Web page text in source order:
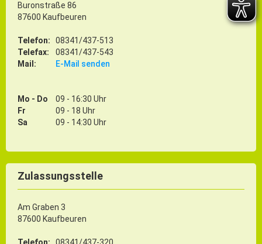
Buronstraße 86
87600 Kaufbeuren
Telefon:
08341/437-513
Telefax:
08341/437-543
Mail:
E-Mail senden
Mo - Do
09 - 16:30 Uhr
Fr
09 - 18 Uhr
Sa
09 - 14:30 Uhr
Zulassungsstelle
Am Graben 3
87600 Kaufbeuren